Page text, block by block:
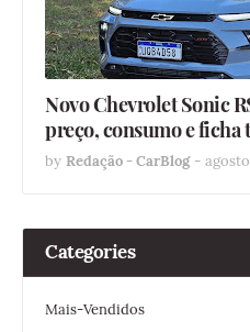
Novo Chevrolet Sonic
preço, consumo e ficha
by Redação - CarBlog -
Categories
Mais-Vendidos